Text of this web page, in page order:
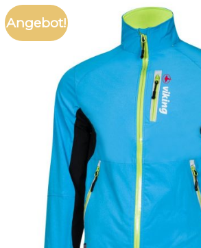
Angebot!